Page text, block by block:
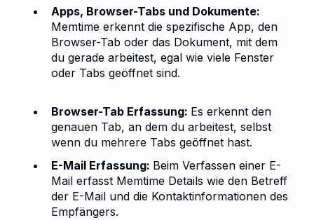
Apps, Browser-Tabs und Dokumente:
Memtime erkennt die spezifische App, den
Browser-Tab oder das Dokument, mit dem
du gerade arbeitest, egal wie viele Fenster
oder Tabs geöffnet sind.
Browser-Tab Erfassung: Es erkennt den
genauen Tab, an dem du arbeitest, selbst
wenn du mehrere Tabs geöffnet hast.
E-Mail Erfassung: Beim Verfassen einer E-
Mail erfasst Memtime Details wie den Betreff
der E-Mail und die Kontaktinformationen des
Empfängers.